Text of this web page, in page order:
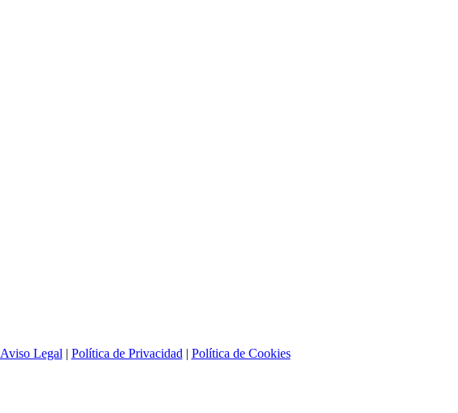
Aviso Legal | Política de Privacidad | Política de Cookies